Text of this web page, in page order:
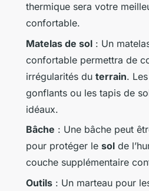
thermique sera votre
confortable.
Matelas de sol : Un
confortable permettra de
irrégularités du terrain.
gonflants ou les tapis de
idéaux.
Bâche : Une bâche peut
pour protéger le sol de
couche supplémentaire
Outils : Un marteau pour